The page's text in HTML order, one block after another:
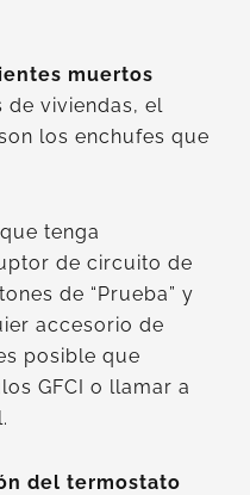
muertos
de viviendas, el
los enchufes que
tenga
de circuito de
de “Prueba” y
accesorio de
posible que
GFCI o llamar a
del termostato